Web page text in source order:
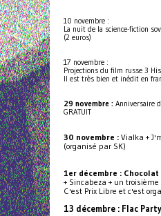
10 novembre :
La nuit de la science-fiction
(2 euros)
17 novembre :
Projections du film russe 3
Il est très bien et inédit en
29 novembre : Anniversaire
GRATUIT
30 novembre : Vialka +
(organisé par SK)
1er décembre : Chocolat
+ Sincabeza + un
C'est Prix Libre et c'est
13 décembre : Flac